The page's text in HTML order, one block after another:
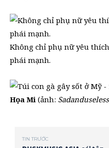
Không chỉ phụ nữ yêu
phái mạnh.
Họa Mi (ảnh: Sadanduseless
TIN TRƯỚC